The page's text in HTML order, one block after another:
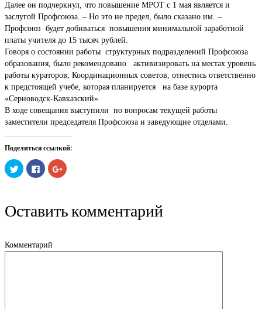
Далее он подчеркнул, что повышение МРОТ с 1 мая является и
заслугой Профсоюза. – Но это не предел, было сказано им. –
Профсоюз будет добиваться повышения минимальной заработной
платы учителя до 15 тысяч рублей.
Говоря о состоянии работы структурных подразделений Профсоюза
образования, было рекомендовано активизировать на местах уровень
работы кураторов, Координационных советов, отнестись ответственно
к предстоящей учебе, которая планируется на базе курорта
«Серноводск-Кавказский».
В ходе совещания выступили по вопросам текущей работы
заместители председателя Профсоюза и заведующие отделами.
Поделиться ссылкой:
Нажмите,
чтобы
поделиться
в
новом
Нажмите
здесь,
чтобы
Facebook.
(Открывается
Нажмите,
чтобы
в
новом
Оставить комментарий
Комментарий